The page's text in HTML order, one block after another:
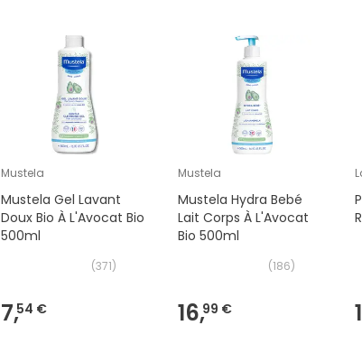
Mustela
Mustela Gel Lavant
Doux Bio À L'Avocat Bio
500ml
(371)
7,54 €
Mustela
Mustela Hydra Bebé
Lait Corps À L'Avocat
Bio 500ml
(186)
16,99 €